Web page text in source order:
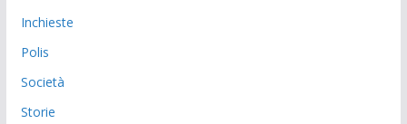
Inchieste
Polis
Società
Storie